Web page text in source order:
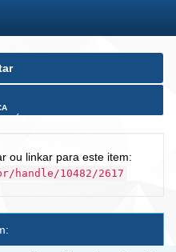
ou linkar para este item:
10482/2617